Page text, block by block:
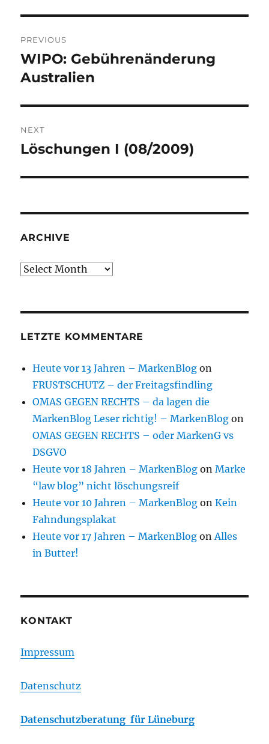
navigation
PREVIOUS
Previous
post:
WIPO: Gebührenänderung
Australien
NEXT
Next
Löschungen I (08/2009)
ARCHIVE
Archive
LETZTE KOMMENTARE
Heute vor 13 Jahren – MarkenBlog on
FRUSTSCHUTZ – der Freitagsfindling
OMAS GEGEN RECHTS – da lagen die
MarkenBlog Leser richtig! – MarkenBlog on
OMAS GEGEN RECHTS – oder MarkenG vs
DSGVO
Heute vor 18 Jahren – MarkenBlog onMarke
“law blog” nicht löschungsreif
Heute vor 10 Jahren – MarkenBlog onKein
Fahndungsplakat
Heute vor 17 Jahren – MarkenBlog onAlles
in Butter!
KONTAKT
Impressum
Datenschutz
Datenschutzberatung für Lüneburg